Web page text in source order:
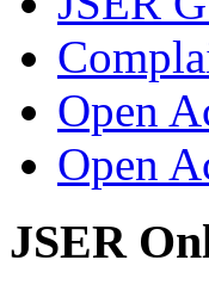
Open
Open
JSER